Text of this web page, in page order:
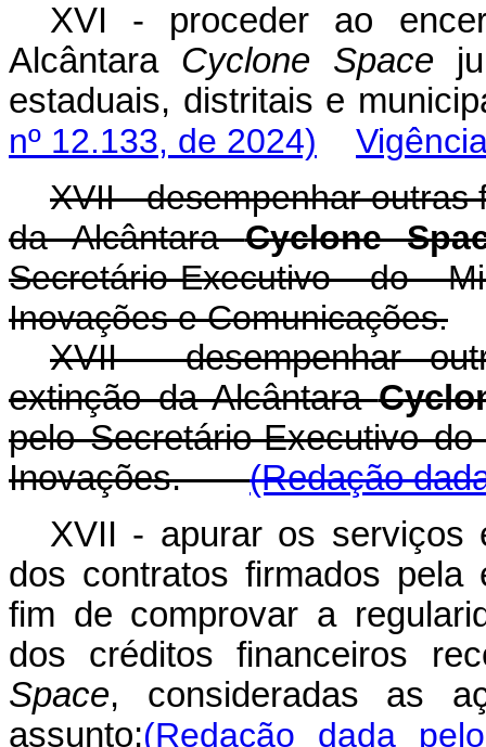
XVI - proceder ao
Alcântara Cyclone Space
estaduais, distritais e
nº 12.133, de 2024)
XVII - desempenhar outras
da AlcântaraCyclone
Secretário-Executivo do
Inovações e Comunicações.
XVII - desempenhar
extinção da Alcântara
pelo Secretário-Executivo
Inovações.(Redação
XVII - apurar os serviços
dos contratos firmados
fim de comprovar a
dos créditos financeiros
Space, consideradas as
assunto;(Redação dada